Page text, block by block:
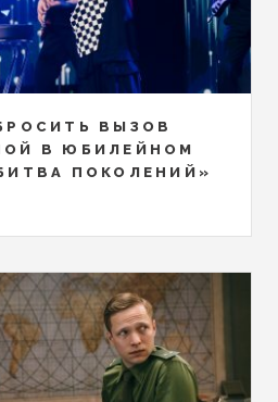
ВЫЗОВ
В ЮБИЛЕЙНОМ
ПОКОЛЕНИЙ»